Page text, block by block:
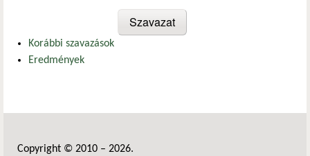
Korábbi szavazások
Eredmények
Copyright © 2010 – 2026.